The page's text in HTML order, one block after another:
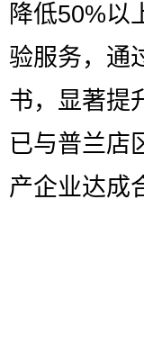
降低50%以
验服务，通
书，显著提
已与普兰店
产企业达成